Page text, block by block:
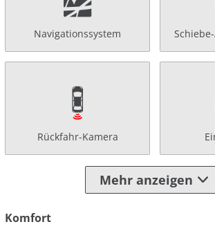
Navigationssystem
Rückfahr-Kamera
Mehr anzeigen
Komfort